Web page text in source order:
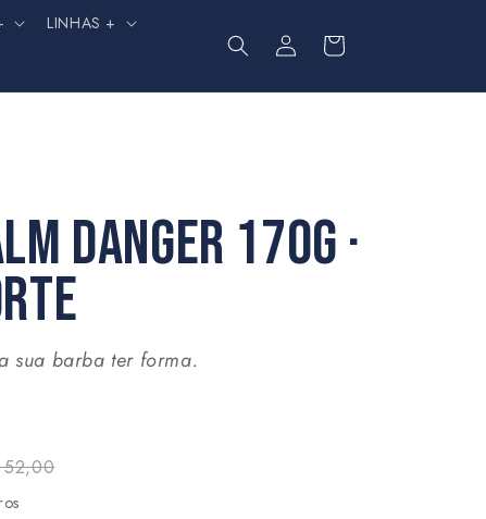
LINHAS +
Fazer
login
Carrinho
DANGER 170G ·
sua barba ter forma.
52,00